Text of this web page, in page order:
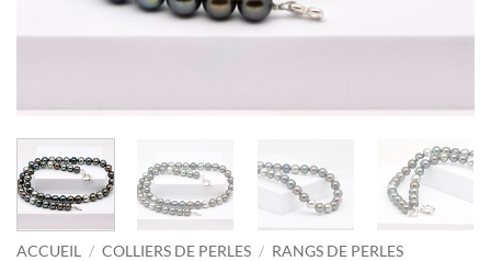
ACCUEIL / COLLIERS DE PERLES / RANGS DE PERLES